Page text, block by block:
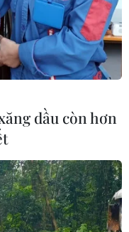
#Ca mắc mới
Bà Rịa - Vũng Tàu
Ninh
Phước
dầu còn hơn